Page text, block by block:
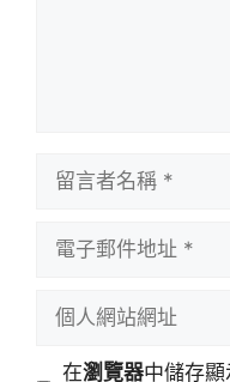
在瀏覽器中儲存